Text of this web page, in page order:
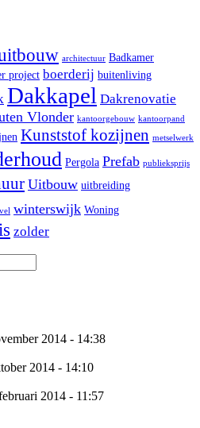
architectuur Badkamer
project boerderij buitenliving
Dakkapel Dakrenovatie
Vlonder kantoorgebouw kantoorpand
Kunststof kozijnen metselwerk
Pergola Prefab publieksprijs
Uitbouw uitbreiding
winterswijk Woning
zolder
2014 - 14:38
2014 - 14:10
2014 - 11:57